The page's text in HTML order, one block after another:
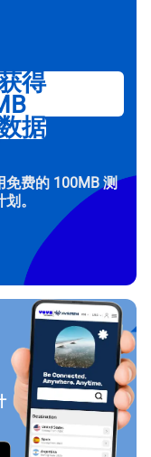
得
据
免费的 100MB 测
。